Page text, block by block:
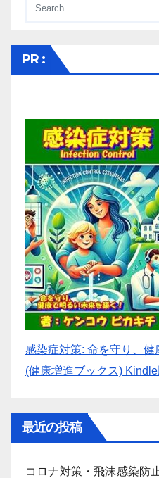
ジ
り
PR :
感染症対策: 命を守り、健
(健康増進ブックス) Kindle
最近の投稿
コロナ対策・飛沫感染防